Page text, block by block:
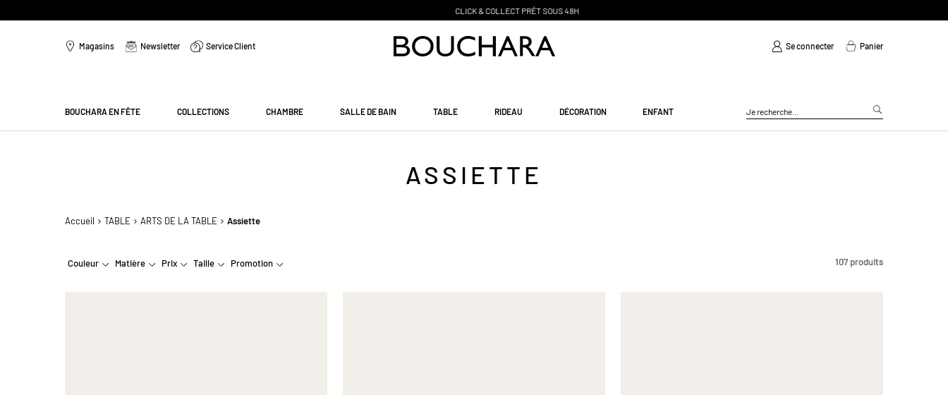
CLICK & COLLECT PRÊT SOUS 48H
Magasins Newsletter Service Client Se connecter Panier
BOUCHARA EN FÊTE COLLECTIONS CHAMBRE SALLE DE BAIN TABLE RIDEAU DÉCORATION ENFANT
ASSIETTE
Accueil TABLE ARTS DE LA TABLE Assiette
Couleur Matière Prix Taille Promotion 107 produits
107 produits